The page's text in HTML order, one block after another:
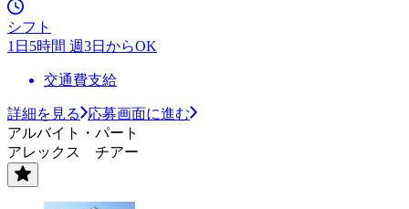
シフト
1日5時間 週3日からOK
交通費支給
詳細を見る
応募画面に進む
アルバイト・パート
アレックス チアー